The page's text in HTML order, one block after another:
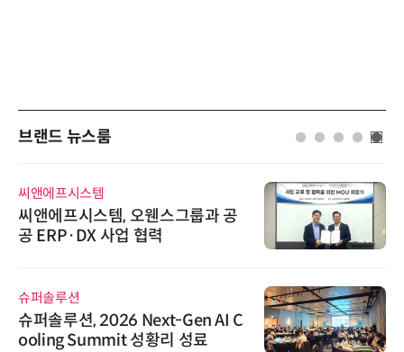
브랜드 뉴스룸
씨앤에프시스템
씨앤에프시스템, 오웬스그룹과 공
공 ERP·DX 사업 협력
슈퍼솔루션
슈퍼솔루션, 2026 Next-Gen AI C
ooling Summit 성황리 성료